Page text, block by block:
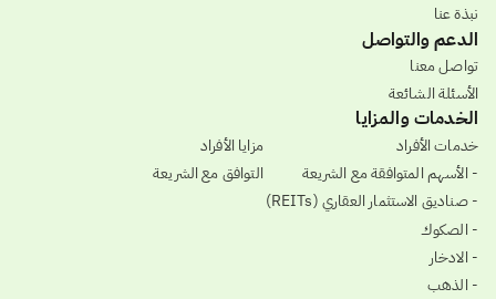
نبذة عنا
الدعم والتواصل
تواصل معنا
الأسئلة الشائعة
الخدمات والمزايا
خدمات الأفراد
- الأسهم المتوافقة مع الشريعة
- صناديق الاستثمار العقاري (REITs)
- الصكوك
- الادخار
- الذهب
مزايا الأفراد
التوافق مع الشريعة